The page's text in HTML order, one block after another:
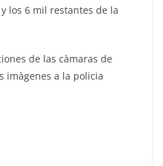
los 6 mil restantes de la
de las càmaras de
imàgenes a la policia